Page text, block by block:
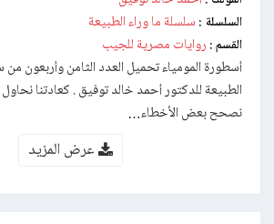
السلسلة : سلسلة ما وراء الطبيعة
القسم : روايات مصرية للجيب
أسطورة المومياء تحميل العدد الثامن وأربعون من
الطبيعة للدكتور أحمد خالد توفيق . كعادتنا
نصحح بعض الأخطاء…
عرض المزيد